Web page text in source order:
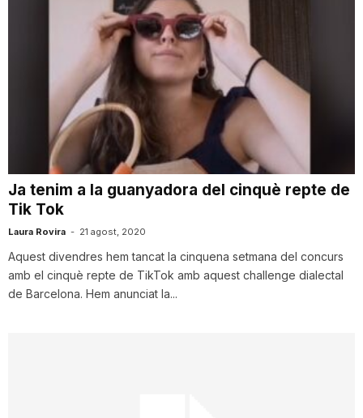
Ja tenim a la guanyadora del cinquè repte de
Tik Tok
Laura Rovira - 21 agost, 2020
Aquest divendres hem tancat la cinquena setmana del concurs
amb el cinquè repte de TikTok amb aquest challenge dialectal
de Barcelona. Hem anunciat la...